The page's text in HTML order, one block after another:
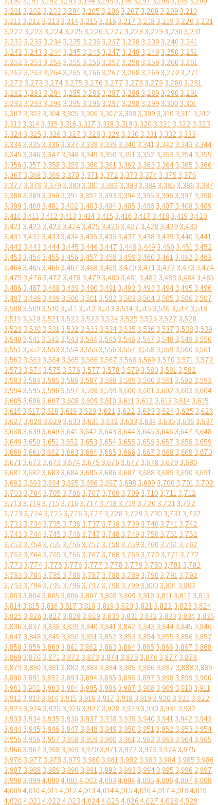
3,2013,202 3,203 3,2043,205 3,206 3,207 3,208 3,209 3,210
3,2113,212 3,213 3,2143,215 3,216 3,217 3,218 3,219 3,220 3,221
3,222 3,223 3,2243,225 3,226 3,227 3,228 3,229 3,230 3,231
3,232 3,233 3,2343,235 3,236 3,237 3,238 3,239 3,240 3,241
3,242 3,243 3,2443,245 3,246 3,247 3,248 3,249 3,250 3,251
3,252 3,253 3,2543,255 3,256 3,257 3,258 3,259 3,260 3,261
3,262 3,263 3,2643,265 3,266 3,267 3,268 3,269 3,270 3,271
3,272 3,273 3,2743,275 3,276 3,277 3,278 3,279 3,280 3,281
3,282 3,283 3,2843,285 3,286 3,287 3,288 3,289 3,290 3,291
3,292 3,293 3,2943,295 3,296 3,297 3,298 3,299 3,300 3,301
3,302 3,303 3,3043,305 3,306 3,307 3,308 3,309 3,310 3,3113,312
3,313 3,3143,315 3,316 3,317 3,318 3,319 3,320 3,3213,322 3,323
3,3243,325 3,326 3,327 3,328 3,329 3,330 3,3313,332 3,333
3,3343,335 3,336 3,337 3,338 3,339 3,340 3,3413,342 3,343 3,344
3,345 3,346 3,347 3,348 3,349 3,350 3,3513,352 3,353 3,3543,355
3,356 3,357 3,358 3,359 3,360 3,3613,362 3,363 3,3643,365 3,366
3,367 3,368 3,369 3,370 3,3713,372 3,373 3,3743,375 3,376
3,377 3,378 3,379 3,380 3,3813,382 3,383 3,3843,385 3,386 3,387
3,388 3,389 3,390 3,3913,392 3,393 3,3943,395 3,396 3,397 3,398
3,399 3,400 3,4013,402 3,403 3,4043,405 3,406 3,407 3,408 3,409
3,410 3,4113,412 3,413 3,4143,415 3,416 3,417 3,418 3,419 3,420
3,4213,422 3,423 3,4243,425 3,426 3,427 3,428 3,429 3,430
3,4313,432 3,433 3,4343,435 3,436 3,437 3,438 3,439 3,440 3,441
3,442 3,443 3,4443,445 3,446 3,447 3,448 3,449 3,450 3,4513,452
3,453 3,4543,455 3,456 3,457 3,458 3,459 3,460 3,4613,462 3,463
3,4643,465 3,466 3,467 3,468 3,469 3,470 3,4713,472 3,473 3,474
3,475 3,476 3,477 3,478 3,479 3,480 3,4813,482 3,483 3,4843,485
3,486 3,487 3,488 3,489 3,490 3,4913,492 3,493 3,4943,495 3,496
3,497 3,498 3,499 3,500 3,5013,502 3,503 3,5043,505 3,506 3,507
3,508 3,509 3,510 3,5113,512 3,513 3,5143,515 3,516 3,517 3,518
3,519 3,520 3,5213,522 3,523 3,5243,525 3,526 3,527 3,528
3,529 3,530 3,5313,532 3,533 3,5343,535 3,536 3,537 3,538 3,539
3,540 3,5413,542 3,543 3,5443,545 3,546 3,547 3,548 3,549 3,550
3,5513,552 3,553 3,5543,555 3,556 3,557 3,558 3,559 3,560 3,561
3,562 3,563 3,5643,565 3,566 3,567 3,568 3,569 3,570 3,5713,572
3,573 3,5743,575 3,576 3,577 3,578 3,579 3,580 3,5813,582
3,583 3,5843,585 3,586 3,587 3,588 3,589 3,590 3,5913,592 3,593
3,5943,595 3,596 3,597 3,598 3,599 3,600 3,6013,602 3,603 3,604
3,605 3,606 3,607 3,608 3,609 3,610 3,6113,612 3,613 3,6143,615
3,616 3,617 3,618 3,619 3,620 3,6213,622 3,623 3,6243,625 3,626
3,627 3,628 3,629 3,630 3,6313,632 3,633 3,6343,635 3,636 3,637
3,638 3,639 3,640 3,6413,642 3,643 3,6443,645 3,646 3,647 3,648
3,649 3,650 3,6513,652 3,653 3,6543,655 3,656 3,657 3,658 3,659
3,660 3,6613,662 3,663 3,6643,665 3,666 3,667 3,668 3,669 3,670
3,6713,672 3,673 3,6743,675 3,676 3,677 3,678 3,679 3,680
3,6813,682 3,683 3,6843,685 3,686 3,687 3,688 3,689 3,690 3,691
3,692 3,693 3,6943,695 3,696 3,697 3,698 3,699 3,700 3,7013,702
3,703 3,7043,705 3,706 3,707 3,708 3,709 3,710 3,7113,712
3,713 3,7143,715 3,716 3,717 3,718 3,719 3,720 3,7213,722
3,723 3,7243,725 3,726 3,727 3,728 3,729 3,730 3,7313,732
3,733 3,7343,735 3,736 3,737 3,738 3,739 3,740 3,7413,742
3,743 3,7443,745 3,746 3,747 3,748 3,749 3,750 3,7513,752
3,753 3,7543,755 3,756 3,757 3,758 3,759 3,760 3,7613,762
3,763 3,7643,765 3,766 3,767 3,768 3,769 3,770 3,7713,772
3,773 3,7743,775 3,776 3,777 3,778 3,779 3,780 3,7813,782
3,783 3,7843,785 3,786 3,787 3,788 3,789 3,790 3,7913,792
3,793 3,7943,795 3,796 3,797 3,798 3,799 3,800 3,8013,802
3,803 3,8043,805 3,806 3,807 3,808 3,809 3,810 3,8113,812 3,813
3,8143,815 3,816 3,817 3,818 3,819 3,820 3,8213,822 3,823 3,824
3,825 3,826 3,827 3,828 3,829 3,830 3,8313,832 3,833 3,8343,835
3,836 3,837 3,838 3,839 3,840 3,8413,842 3,843 3,8443,845 3,846
3,847 3,848 3,849 3,850 3,8513,852 3,853 3,8543,855 3,856 3,857
3,858 3,859 3,860 3,8613,862 3,863 3,8643,865 3,866 3,867 3,868
3,869 3,870 3,8713,872 3,873 3,8743,875 3,876 3,877 3,878
3,879 3,880 3,8813,882 3,883 3,8843,885 3,886 3,887 3,888 3,889
3,890 3,8913,892 3,893 3,8943,895 3,896 3,897 3,898 3,899 3,900
3,9013,902 3,903 3,9043,905 3,906 3,907 3,908 3,909 3,910 3,911
3,912 3,913 3,9143,915 3,916 3,917 3,918 3,919 3,920 3,9213,922
3,923 3,9243,925 3,926 3,927 3,928 3,929 3,930 3,9313,932
3,933 3,9343,935 3,936 3,937 3,938 3,939 3,940 3,9413,942 3,943
3,9443,945 3,946 3,947 3,948 3,949 3,950 3,9513,952 3,953 3,954
3,955 3,956 3,957 3,958 3,959 3,960 3,9613,962 3,963 3,9643,965
3,966 3,967 3,968 3,969 3,970 3,9713,972 3,973 3,9743,975
3,976 3,977 3,978 3,979 3,980 3,9813,982 3,983 3,9843,985 3,986
3,987 3,988 3,989 3,990 3,9913,992 3,993 3,9943,995 3,996 3,997
3,998 3,9994,0004,0014,0024,0034,0044,0054,0064,0074,008
4,0094,0104,0114,0124,0134,0144,0154,0164,0174,0184,019
4,0204,0214,0224,0234,0244,0254,0264,0274,0284,029